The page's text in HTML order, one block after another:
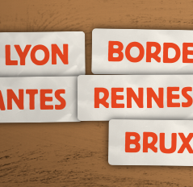
LYON
RENNES